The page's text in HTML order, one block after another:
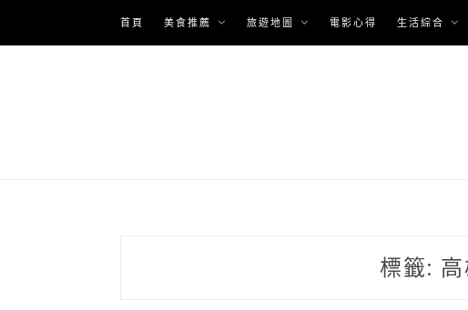
content
首頁 美食推薦 旅遊地圖 電影心得 生活綜合
標籤: